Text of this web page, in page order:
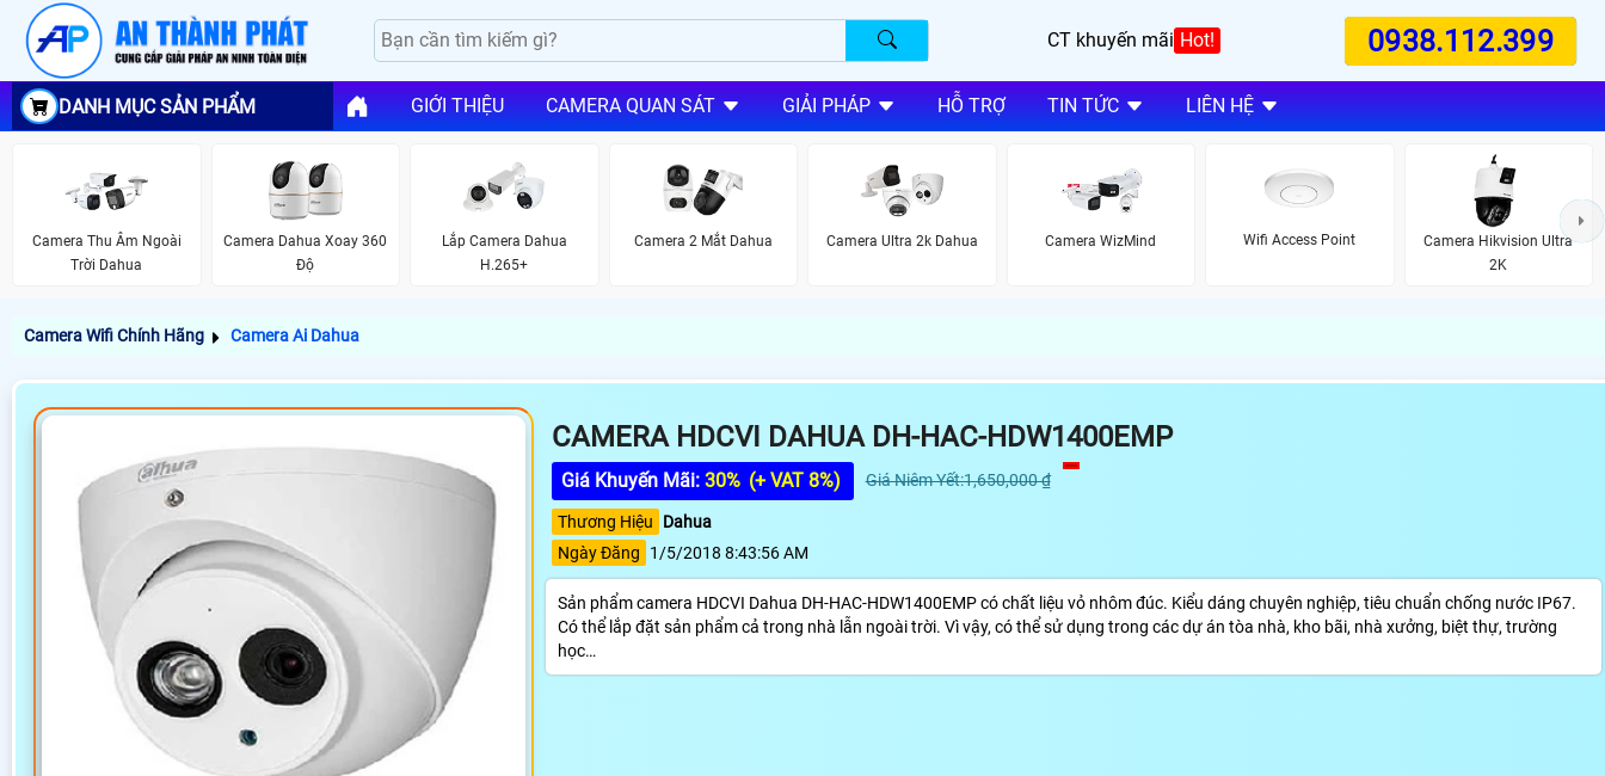
CT khuyến mãi Hot! 0938.112.399
DANH MỤC SẢN PHẨM GIỚI THIỆU CAMERA QUAN SÁT GIẢI PHÁP HỖ TRỢ TIN TỨC LIÊN HỆ
Camera Thu Âm Ngoài
Trời Dahua
Camera Dahua Xoay 360
Độ
Lắp Camera Dahua
H.265+
Camera 2 Mắt Dahua Camera Ultra 2k Dahua Camera WizMind Wifi Access Point
Camera Hikvision Ultra
2K
Camera Wifi Chính Hãng Camera Ai Dahua
CAMERA HDCVI DAHUA DH-HAC-HDW1400EMP
Giá Khuyến Mãi: 30% (+ VAT 8%) Giá Niêm Yết:1,650,000 ₫
Thương Hiệu
Dahua
Ngày Đăng
1/5/2018 8:43:56 AM
Sản phẩm camera HDCVI Dahua DH-HAC-HDW1400EMP có chất liệu vỏ nhôm đúc. Kiểu dáng chuyên nghiệp, tiêu chuẩn chống nước IP67.
Có thể lắp đặt sản phẩm cả trong nhà lẫn ngoài trời. Vì vậy, có thể sử dụng trong các dự án tòa nhà, kho bãi, nhà xưởng, biệt thự, trường
học…